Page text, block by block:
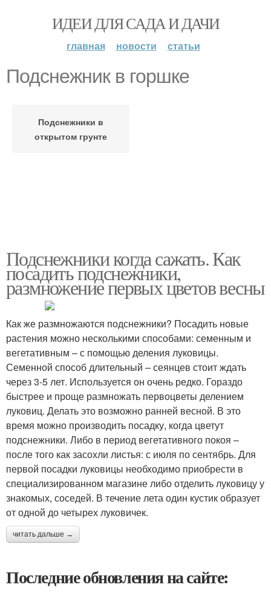
ИДЕИ ДЛЯ САДА И ДАЧИ
главная новости статьи
Подснежник в горшке
Подснежники в
открытом грунте
Подснежники когда сажать. Как
посадить подснежники,
размножение первых цветов весны
Как же размножаются подснежники? Посадить новые
растения можно несколькими способами: семенным и
вегетативным – с помощью деления луковицы.
Семенной способ длительный – сеянцев стоит ждать
через 3-5 лет. Используется он очень редко. Гораздо
быстрее и проще размножать первоцветы делением
луковиц. Делать это возможно ранней весной. В это
время можно производить посадку, когда цветут
подснежники. Либо в период вегетативного покоя –
после того как засохли листья: с июля по сентябрь. Для
первой посадки луковицы необходимо приобрести в
специализированном магазине либо отделить луковицу у
знакомых, соседей. В течение лета один кустик образует
от одной до четырех луковичек.
читать дальше →
Последние обновления на сайте: